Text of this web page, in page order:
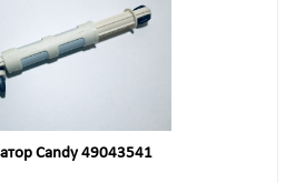
Candy 49043541